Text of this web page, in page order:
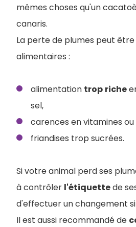
mêmes choses qu'un
canaris.
La perte de plumes peut
alimentaires :
alimentation trop riche
sel,
carences en vitamines ou
friandises trop sucrées.
Si votre animal perd ses
à contrôler l'étiquettede
d'effectuer un changement
Il est aussi recommandé de